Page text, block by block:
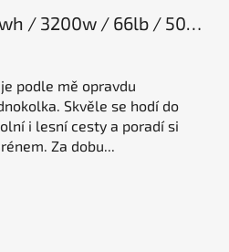
Veteran Lynx (2700wh / 3200w / 66lb / 50E), elektrická jednokolka
5 hvězdiček.
podle mě opravdu
Skvěle se hodí do
i lesní cesty a poradí si
Za dobu...